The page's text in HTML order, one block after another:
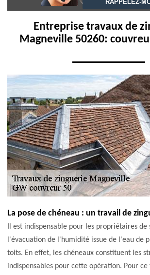
Entreprise travaux de
Magneville 50260:
La pose de chéneau : un travail de
Il est indispensable pour les propriétaires de
l'évacuation de l'humidité issue de l'eau de
toits. En effet, les chéneaux constituent les
indispensables pour cette opération. Pour